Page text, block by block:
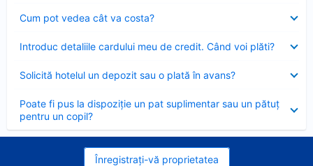
Cum pot vedea cât va costa?
închis
Introduc detaliile cardului meu de credit. Când voi plăti?
închis
Solicită hotelul un depozit sau o plată în avans?
închis
Poate fi pus la dispoziție un pat suplimentar sau un pătuț
pentru un copil?
închis
Înregistrați-vă proprietatea